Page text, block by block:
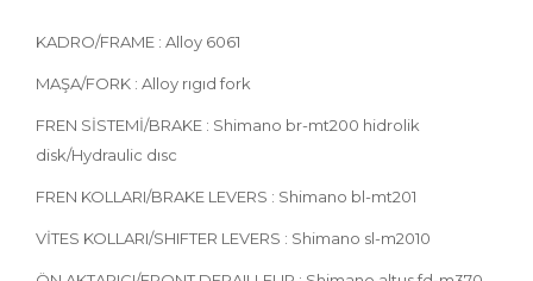
KADRO/FRAME : Alloy 6061
MAŞA/FORK : Alloy rıgıd fork
FREN SİSTEMİ/BRAKE : Shimano br-mt200 hidrolik
disk/Hydraulic dısc
FREN KOLLARI/BRAKE LEVERS : Shimano bl-mt201
VİTES KOLLARI/SHIFTER LEVERS : Shimano sl-m2010